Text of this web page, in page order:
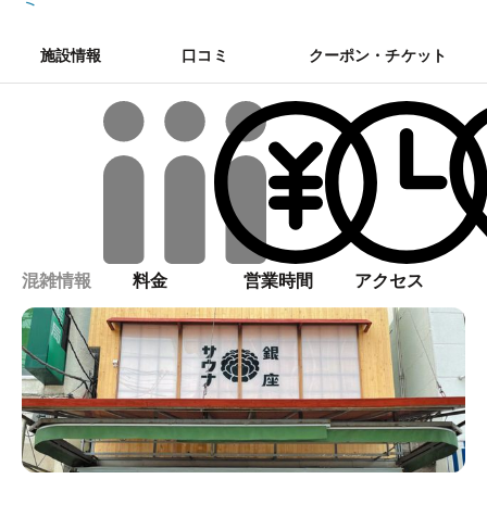
施設情報 口コミ クーポン・チケット
混雑情報 料金 営業時間 アクセス